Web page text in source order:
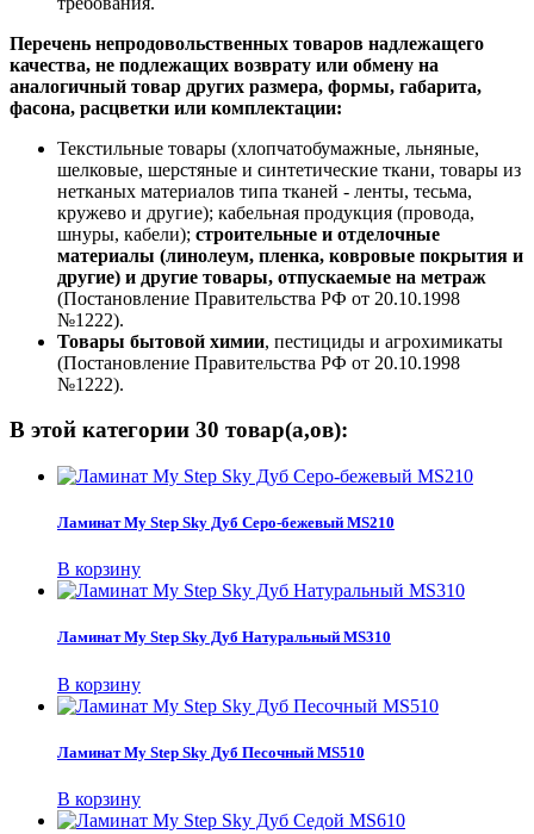
Перечень непродовольственных товаров надлежащего
качества, не подлежащих возврату или обмену на
аналогичный товар других размера, формы, габарита,
фасона, расцветки или комплектации:
Текстильные товары (хлопчатобумажные, льняные,
шелковые, шерстяные и синтетические ткани, товары из
нетканых материалов типа тканей - ленты, тесьма,
кружево и другие); кабельная продукция (провода,
шнуры, кабели); строительные и отделочные
материалы (линолеум, пленка, ковровые покрытия и
другие) и другие товары, отпускаемые на метраж
(Постановление Правительства РФ от 20.10.1998
№1222).
Товары бытовой химии, пестициды и агрохимикаты
(Постановление Правительства РФ от 20.10.1998
№1222).
В этой категории 30 товар(а,ов):
Ламинат My Step Sky Дуб Серо-бежевый MS210
В корзину
Ламинат My Step Sky Дуб Натуральный MS310
В корзину
Ламинат My Step Sky Дуб Песочный MS510
В корзину